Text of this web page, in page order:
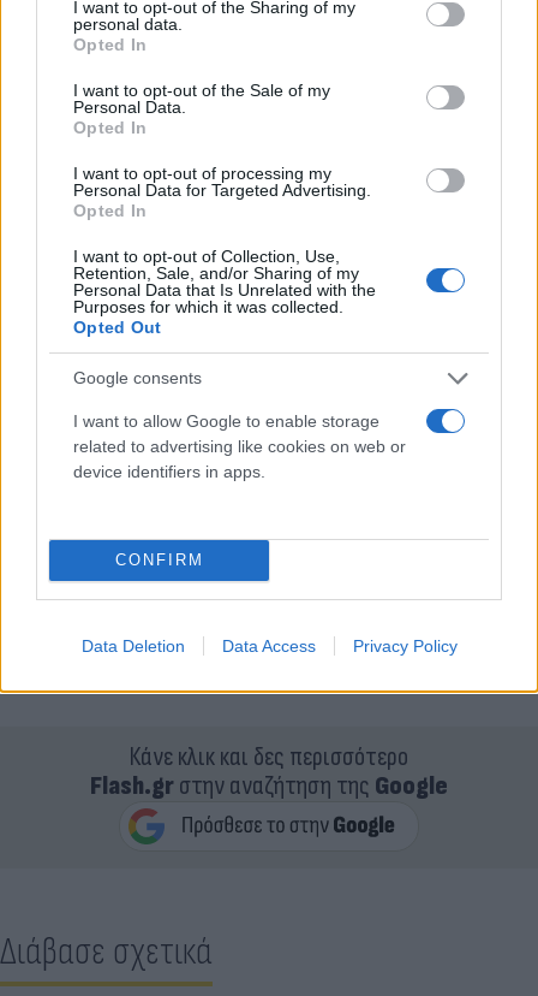
not limited to your visit or usage behaviour. You may click to
grant or deny consent to Google and its third-party tags to
use your data for below specified purposes in below Google
consent section.
I want to opt-out of the Sharing of my
personal data.
Opted In
I want to opt-out of the Sale of my
Personal Data.
Opted In
I want to opt-out of processing my
Personal Data for Targeted Advertising.
Opted In
I want to opt-out of Collection, Use,
Retention, Sale, and/or Sharing of my
Personal Data that Is Unrelated with the
Purposes for which it was collected.
Opted Out
Google consents
I want to allow Google to enable storage
related to advertising like cookies on web or
device identifiers in apps.
CONFIRM
Data Deletion Data Access Privacy Policy
Κάνε κλικ και δες περισσότερο
Flash.grστην αναζήτηση της Google
Διάβασε σχετικά